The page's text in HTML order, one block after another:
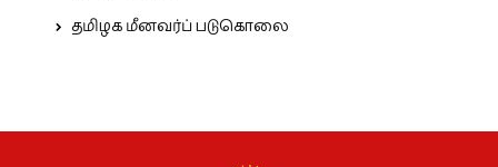
தமிழக மீனவர்ப் படுகொலை